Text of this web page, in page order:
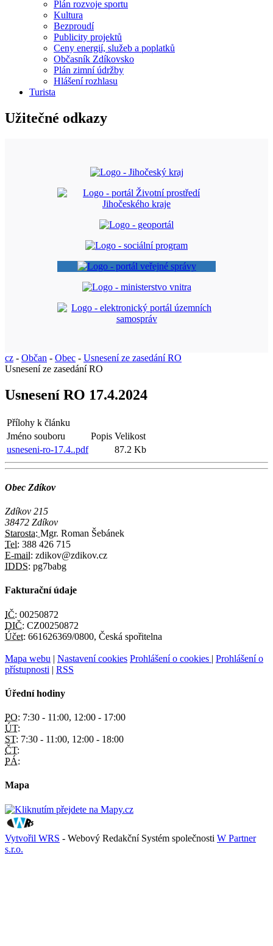
Plán rozvoje sportu
Kultura
Bezproudí
Publicity projektů
Ceny energií, služeb a poplatků
Občasník Zdíkovsko
Plán zimní údržby
Hlášení rozhlasu
Turista
Užitečné odkazy
cz - Občan - Obec - Usnesení ze zasedání RO
Usnesení ze zasedání RO
Usnesení RO 17.4.2024
Přílohy k článku
Jméno souboru
Popis Velikost
usneseni-ro-17.4..pdf
87.2 Kb
Obec Zdíkov
Zdíkov 215
38472 Zdíkov
Starosta: Mgr. Roman Šebánek
Tel: 388 426 715
E-mail: zdikov@zdikov.cz
IDDS: pg7babg
Fakturační údaje
IČ: 00250872
DIČ: CZ00250872
Účet: 661626369/0800, Česká spořitelna
Mapa webu | Nastavení cookies Prohlášení o cookies | Prohlášení o
přístupnosti | RSS
Úřední hodiny
PO: 7:30 - 11:00, 12:00 - 17:00
ÚT:
ST: 7:30 - 11:00, 12:00 - 18:00
ČT:
PÁ:
Mapa
Vytvořil WRS - Webový Redakční Systém společnosti W Partner
s.r.o.